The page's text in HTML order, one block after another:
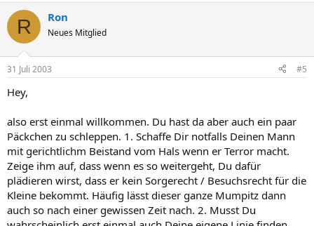
R Ron
Neues Mitglied
31 Juli 2003 #5
Hey,
also erst einmal willkommen. Du hast da aber auch ein paar
Päckchen zu schleppen. 1. Schaffe Dir notfalls Deinen Mann
mit gerichtlichm Beistand vom Hals wenn er Terror macht.
Zeige ihm auf, dass wenn es so weitergeht, Du dafür
plädieren wirst, dass er kein Sorgerecht / Besuchsrecht für die
Kleine bekommt. Häufig lässt dieser ganze Mumpitz dann
auch so nach einer gewissen Zeit nach. 2. Musst Du